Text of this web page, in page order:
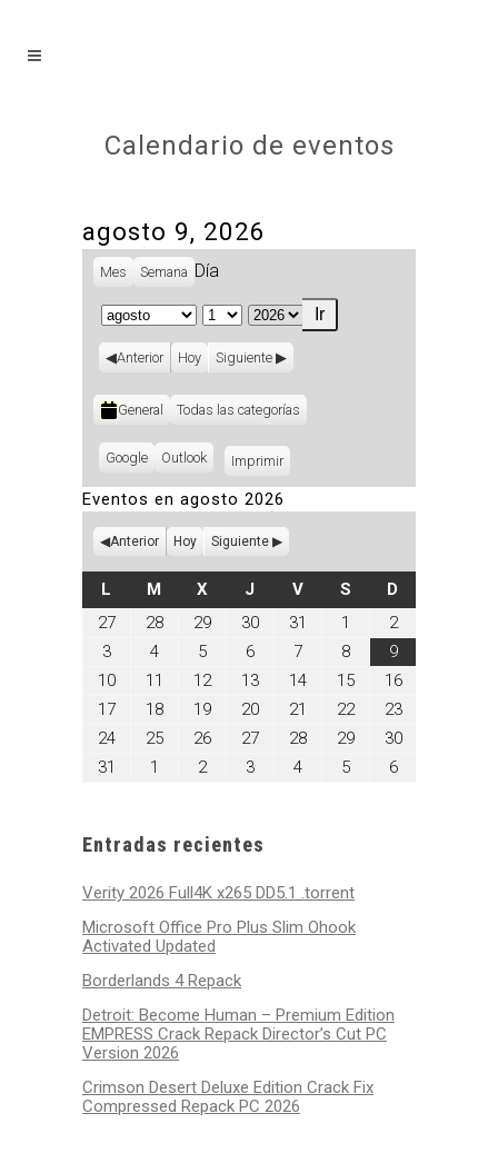
Calendario de eventos
agosto 9, 2026
Mes Semana Día
Mes
Día
Año
Anterior Hoy Siguiente
Categorías
General Todas las categorías
Subscribe
Google
Subscribe
Outlook ImprimirVistas
Eventos en agosto 2026
Anterior Hoy Siguiente
L LUNES
M MARTES
XMIÉRCOLES
J JUEVES
VVIERNES
SSÁBADO
D
27julio
28julio
29julio
30julio
31 1
agosto
2026
2agosto
2,
2026
3agosto
3,
2026
4agosto
4,
2026
5agosto
5,
2026
6agosto
6,
2026
7agosto
7,
2026
8agosto
8,
2026
9agosto
9,
2026
10agosto
10,
11
agosto
2026
12agosto
2026
13agosto
2026
14agosto
2026
15agosto
2026
16agosto
2026
17agosto
2026
18agosto
18,
2026
19agosto
2026
20agosto
20,
2026
21
agosto
2026
22agosto
2026
23agosto
23,
2026
24agosto
25agosto
26agosto
27agosto
28agosto
29agosto
30agosto
31
agosto
1
septiembre
2septiembre
3septiembre
4septiembre
5septiembre
6septiembre
Entradas recientes
Verity 2026 Full4K x265 DD5.1 .torrent
Microsoft Office Pro Plus Slim Ohook
Activated Updated
Borderlands 4 Repack
Detroit: Become Human – Premium Edition
EMPRESS Crack Repack Director’s Cut PC
Version 2026
Crimson Desert Deluxe Edition Crack Fix
Compressed Repack PC 2026